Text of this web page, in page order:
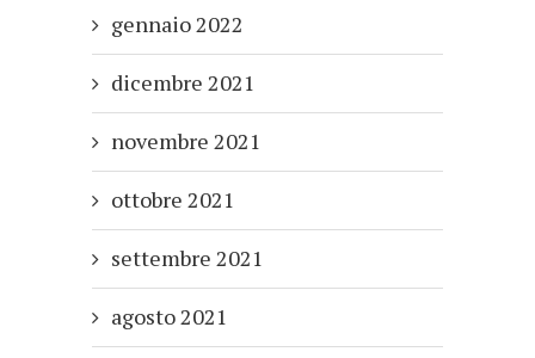
gennaio 2022
dicembre 2021
novembre 2021
ottobre 2021
settembre 2021
agosto 2021